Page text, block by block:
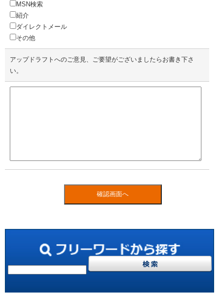
MSN検索
紹介
ダイレクトメール
その他
アップドラフトへのご意見、ご要望がございましたらお書き下さ
い。